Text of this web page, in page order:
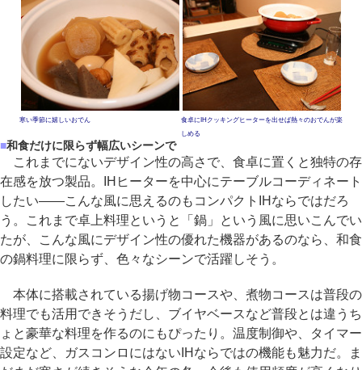
寒い季節に嬉しいおでん
食卓にIHクッキングヒーターを出せば熱々のおでんが楽
しめる
■和食だけに限らず幅広いシーンで
これまでにないデザイン性の高さで、食卓に置くと独特の存
在感を放つ製品。IHヒーターを中心にテーブルコーディネート
したい――こんな風に思えるのもコンパクトIHならではだろ
う。これまで卓上料理というと「鍋」という風に思いこんでい
たが、こんな風にデザイン性の優れた機器があるのなら、和食
の鍋料理に限らず、色々なシーンで活躍しそう。
本体に搭載されている揚げ物コースや、煮物コースは普段の
料理でも活用できそうだし、ブイヤベースなど普段とは違うち
ょと豪華な料理を作るのにもぴったり。温度制御や、タイマー
設定など、ガスコンロにはないIHならではの機能も魅力だ。ま